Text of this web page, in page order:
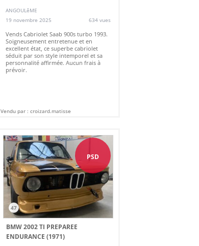
ANGOULêME
19 novembre 2025
634 vues
Vends Cabriolet Saab 900s turbo 1993.
Soigneusement entretenue et en
excellent état, ce superbe cabriolet
séduit par son style intemporel et sa
personnalité affirmée. Aucun frais à
prévoir.
Vendu par : croizard.matisse
PSD
47
BMW 2002 TI PREPAREE
ENDURANCE (1971)